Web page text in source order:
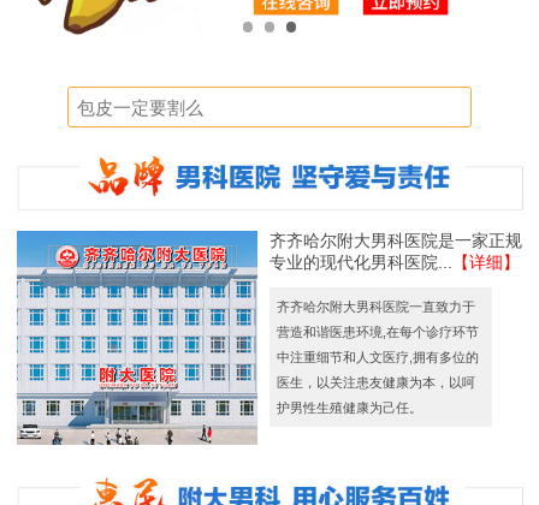
齐齐哈尔附大男科医院是一家正规
专业的现代化男科医院...
【详细】
齐齐哈尔附大男科医院一直致力于
营造和谐医患环境,在每个诊疗环节
中注重细节和人文医疗,拥有多位的
医生，以关注患友健康为本，以呵
护男性生殖健康为己任。